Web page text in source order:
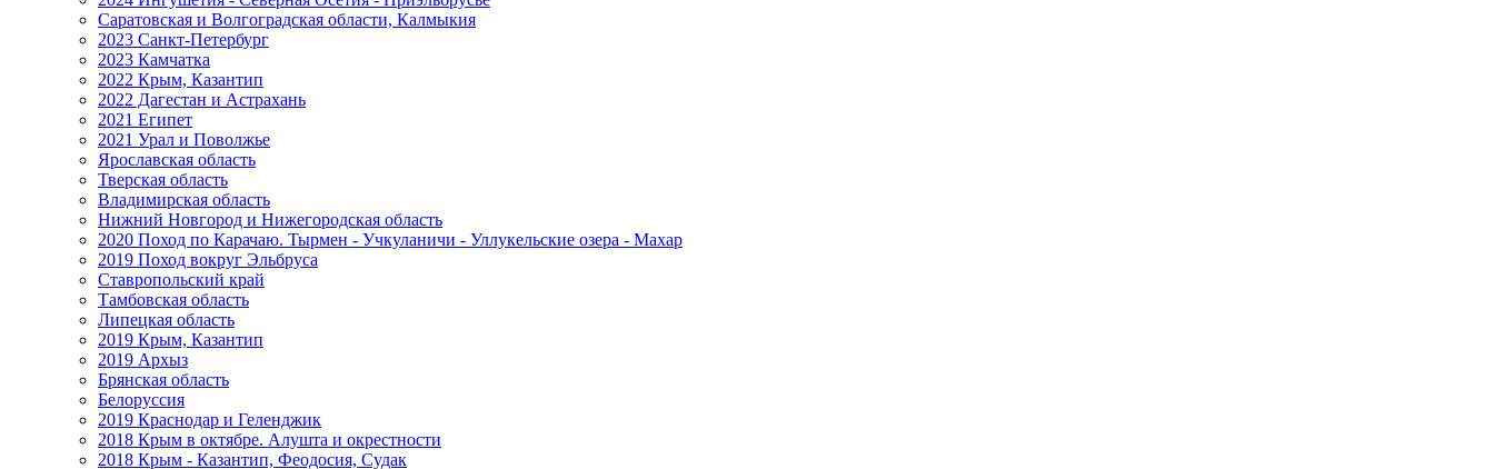
Саратовская и Волгоградская области, Калмыкия
2023 Санкт-Петербург
2023 Камчатка
2022 Крым, Казантип
2022 Дагестан и Астрахань
2021 Египет
2021 Урал и Поволжье
Ярославская область
Тверская область
Владимирская область
Нижний Новгород и Нижегородская область
2020 Поход по Карачаю. Тырмен - Учкуланичи - Уллукельские озера - Махар
2019 Поход вокруг Эльбруса
Ставропольский край
Тамбовская область
Липецкая область
2019 Крым, Казантип
2019 Архыз
Брянская область
Белоруссия
2019 Краснодар и Геленджик
2018 Крым в октябре. Алушта и окрестности
2018 Крым - Казантип, Феодосия, Судак